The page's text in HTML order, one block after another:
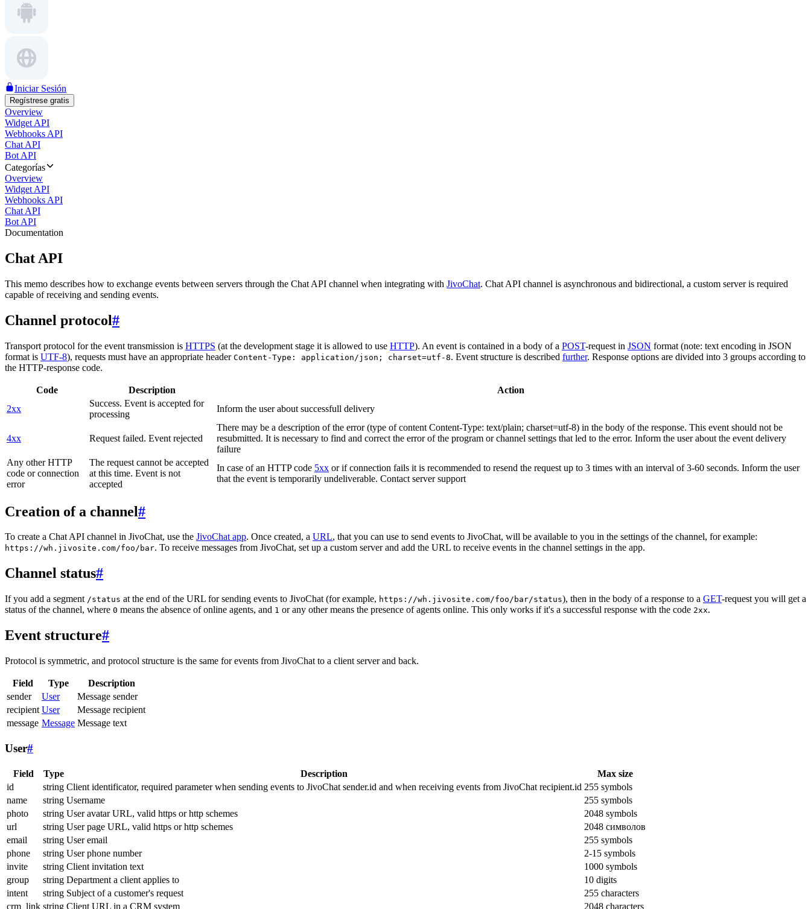
Iniciar Sesión
Regístrese gratis
Overview
Widget API
Webhooks API
Chat API
Bot API
Categorías
Overview
Widget API
Webhooks API
Chat API
Bot API
Documentation
Chat API
This memo describes how to exchange events between servers through the Chat API channel when integrating with JivoChat. Chat API channel is asynchronous and bidirectional, a custom server is required
capable of receiving and sending events.
Channel protocol#
Transport protocol for the event transmission is HTTPS (at the development stage it is allowed to use HTTP). An event is contained in a body of a POST-request in JSON format (note: text encoding in JSON
format is UTF-8), requests must have an appropriate header Content-Type: application/json; charset=utf-8. Event structure is described further. Response options are divided into 3 groups according to
the HTTP-response code.
Code Description
Action
2xx
Success. Event is accepted for
processing
Inform the user about successfull delivery
4xx Request failed. Event rejected
There may be a description of the error (type of content Content-Type: text/plain; charset=utf-8) in the body of the response. This event should not be
resubmitted. It is necessary to find and correct the error of the program or channel settings that led to the error. Inform the user about the event delivery
failure
Any other HTTP
code or connection
error
The request cannot be accepted
at this time. Event is not
accepted
In case of an HTTP code 5xx or if connection fails it is recommended to resend the request up to 3 times with an interval of 3-60 seconds. Inform the user
that the event is temporarily undeliverable. Contact server support
Creation of a channel#
To create a Chat API channel in JivoChat, use the JivoChat app. Once created, a URL, that you can use to send events to JivoChat, will be available to you in the settings of the channel, for example:
https://wh.jivosite.com/foo/bar. To receive messages from JivoChat, set up a custom server and add the URL to receive events in the channel settings in the app.
Channel status#
If you add a segment /status at the end of the URL for sending events to JivoChat (for example, https://wh.jivosite.com/foo/bar/status), then in the body of a response to a GET-request you will get a
status of the channel, where 0 means the absence of online agents, and 1 or any other means the presence of agents online. This only works if it's a successful response with the code 2xx.
Event structure#
Protocol is symmetric, and protocol structure is the same for events from JivoChat to a client server and back.
Field Type
Description
sender
User
Message sender
recipient User
Message recipient
message Message Message text
User#
Field Type Description
Max size
id
string Client identificator, required parameter when sending events to JivoChat sender.id and when receiving events from JivoChat recipient.id 255 symbols
name
string Username
255 symbols
photo
string User avatar URL, valid https or http schemes
2048 symbols
url
string User page URL, valid https or http schemes
2048 символов
email
string User email
255 symbols
phone
string User phone number
2-15 symbols
invite
string Client invitation text
1000 symbols
group
string Department a client applies to
10 digits
intent
string Subject of a customer's request
255 characters
crm_link string Client URL in a CRM system 2048 characters